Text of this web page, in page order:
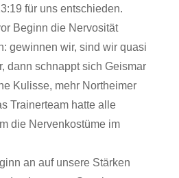
für uns entschieden.
Beginn die Nervosität
gewinnen wir, sind wir quasi
dann schnappt sich Geismar
Kulisse, mehr Northeimer
Trainerteam hatte alle
die Nervenkostüme im
an auf unsere Stärken